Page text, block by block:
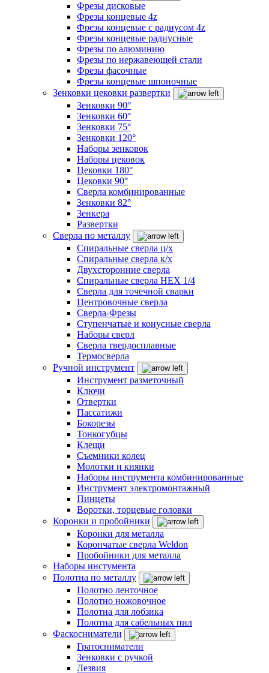
Фрезы дисковые
Фрезы концевые 4z
Фрезы концевые с радиусом 4z
Фрезы концевые радиусные
Фрезы по алюминию
Фрезы по нержавеющей стали
Фрезы фасочные
Фрезы концевые шпоночные
Зенковки цековки развертки
Зенковки 90°
Зенковки 60°
Зенковки 75°
Зенковки 120°
Наборы зенковок
Наборы цековок
Цековки 180°
Цековки 90°
Сверла комбинированные
Зенковки 82°
Зенкера
Развертки
Сверла по металлу
Спиральные сверла ц/х
Спиральные сверла к/х
Двухсторонние сверла
Спиральные сверла HEX 1/4
Сверла для точечной сварки
Центровочные сверла
Сверла-Фрезы
Ступенчатые и конусные сверла
Наборы сверл
Сверла твердосплавные
Термосверла
Ручной инструмент
Инструмент разметочный
Ключи
Отвертки
Пассатижи
Бокорезы
Тонкогубцы
Клещи
Съемники колец
Молотки и киянки
Наборы инструмента комбинированные
Инструмент электромонтажный
Пинцеты
Воротки, торцевые головки
Коронки и пробойники
Коронки для металла
Корончатые сверла Weldon
Пробойники для металла
Наборы инстумента
Полотна по металлу
Полотно ленточное
Полотно ножовочное
Полотна для лобзика
Полотна для сабельных пил
Фаскосниматели
Гратосниматели
Зенковки с ручкой
Лезвия